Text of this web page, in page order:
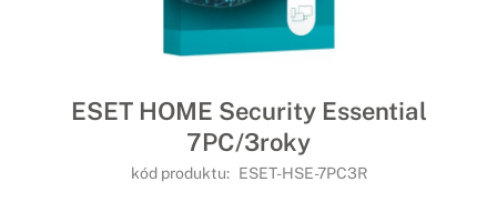
ESET HOME Security Essential
7PC/3roky
kód produktu: ESET-HSE-7PC3R